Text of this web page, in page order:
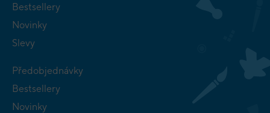
Bestsellery
Novinky
Slevy
Předobjednávky
Bestsellery
Novinky